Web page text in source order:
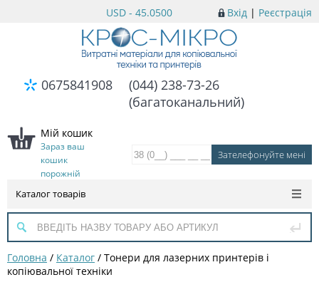
Вхід | Реєстрація
USD - 45.0500
0675841908
(044) 238-73-26
(багатоканальний)
Мій кошик
Зараз ваш
кошик
порожній
Каталог товарів
Головна / Каталог / Тонери для лазерних принтерів і
копіювальної техніки